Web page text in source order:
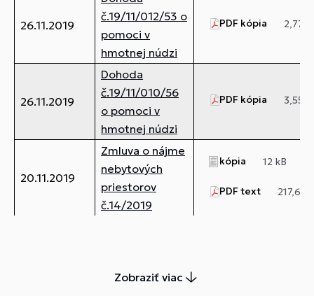
26.11.2019
č.19/11/012/53 o
pomoci v
hmotnej núdzi
PDF kópia 2,77
26.11.2019
Dohoda
č.19/11/010/56
o pomoci v
hmotnej núdzi
PDF kópia 3,55
20.11.2019
Zmluva o nájme
nebytových
priestorov
č.14/2019
kópia 12 kB
PDF text 217,62
Zobraziť viac